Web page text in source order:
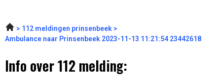
112 meldingen prinsenbeek
Ambulance naar Prinsenbeek 2023-11-13 11:21:54 23442618
Info over 112 melding: